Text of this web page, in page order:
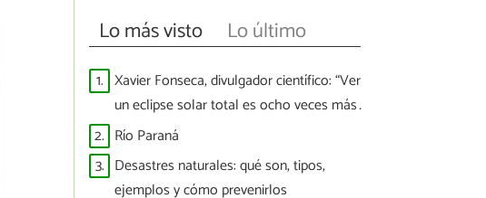
Lo más visto Lo último
1. Xavier Fonseca, divulgador científico: “Ver
un eclipse solar total es ocho veces más
difícil que ver a España ganar un Mundial”
2. Río Paraná
3. Desastres naturales: qué son, tipos,
ejemplos y cómo prevenirlos